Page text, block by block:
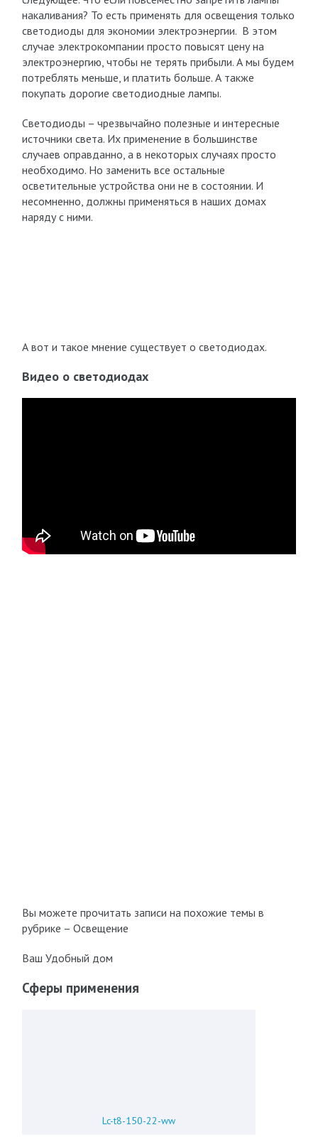
накаливания? То есть применять для освещения только
светодиоды для экономии электроэнергии. В этом
случае электрокомпании просто повысят цену на
электроэнергию, чтобы не терять прибыли. А мы будем
потреблять меньше, и платить больше. А также
покупать дорогие светодиодные лампы.
Светодиоды – чрезвычайно полезные и интересные
источники света. Их применение в большинстве
случаев оправданно, а в некоторых случаях просто
необходимо. Но заменить все остальные
осветительные устройства они не в состоянии. И
несомненно, должны применяться в наших домах
наряду с ними.
А вот и такое мнение существует о светодиодах.
Видео о светодиодах
Вы можете прочитать записи на похожие темы в
рубрике – Освещение
Ваш Удобный дом
Сферы применения
Lc-t8-150-22-ww